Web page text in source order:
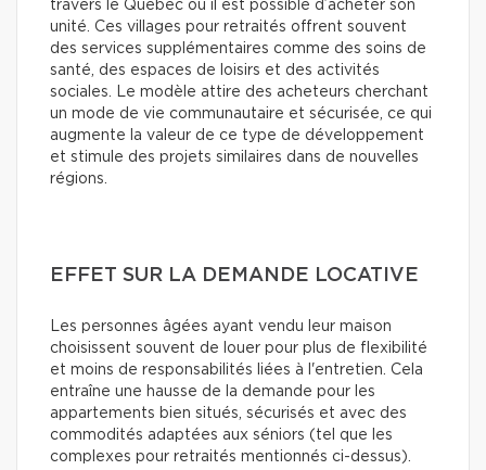
travers le Québec où il est possible d’acheter son
unité. Ces villages pour retraités offrent souvent
des services supplémentaires comme des soins de
santé, des espaces de loisirs et des activités
sociales. Le modèle attire des acheteurs cherchant
un mode de vie communautaire et sécurisée, ce qui
augmente la valeur de ce type de développement
et stimule des projets similaires dans de nouvelles
régions.
EFFET SUR LA DEMANDE LOCATIVE
Les personnes âgées ayant vendu leur maison
choisissent souvent de louer pour plus de flexibilité
et moins de responsabilités liées à l'entretien. Cela
entraîne une hausse de la demande pour les
appartements bien situés, sécurisés et avec des
commodités adaptées aux séniors (tel que les
complexes pour retraités mentionnés ci-dessus).